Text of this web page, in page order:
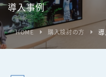
導入事例
HOME arrow_right 購入検討の方 arrow_right